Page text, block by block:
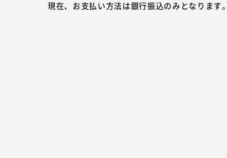
現在、お支払い方法は銀行振込のみとなります。